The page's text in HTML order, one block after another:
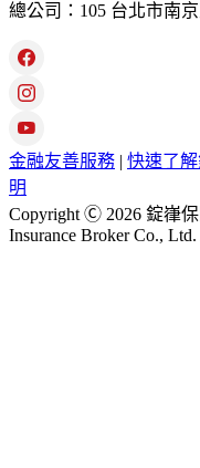
總公司：105 台北市南
金融友善服務 | 快速了
明
Copyright Ⓒ 2026 錠嵂
Insurance Broker Co.,